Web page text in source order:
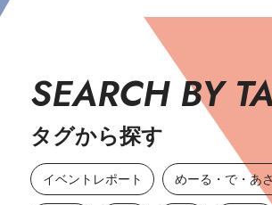
SEARCH BY
タグから探す
イベントレポート